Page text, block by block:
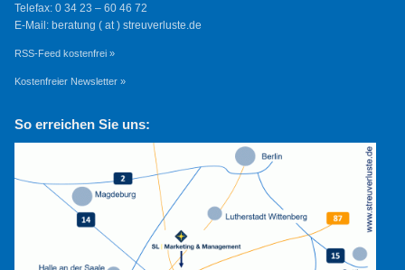
Telefax: 0 34 23 – 60 46 72
E-Mail: beratung ( at ) streuverluste.de
RSS-Feed kostenfrei »
Kostenfreier Newsletter »
So erreichen Sie uns: